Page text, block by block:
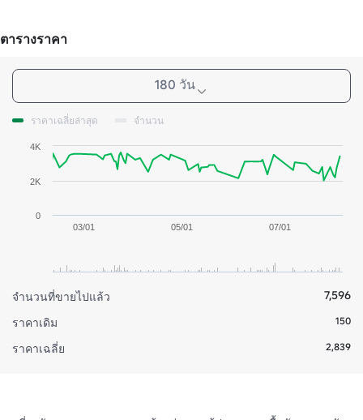
ตารางราคา
180 วัน
ราคาเฉลี่ยล่าสุด จำนวน
03/01 05/01 07/01
0
2K
4K
จำนวนที่ขายไปแล้ว
7,596
ราคาเดิม
150
ราคาเฉลี่ย 2,839